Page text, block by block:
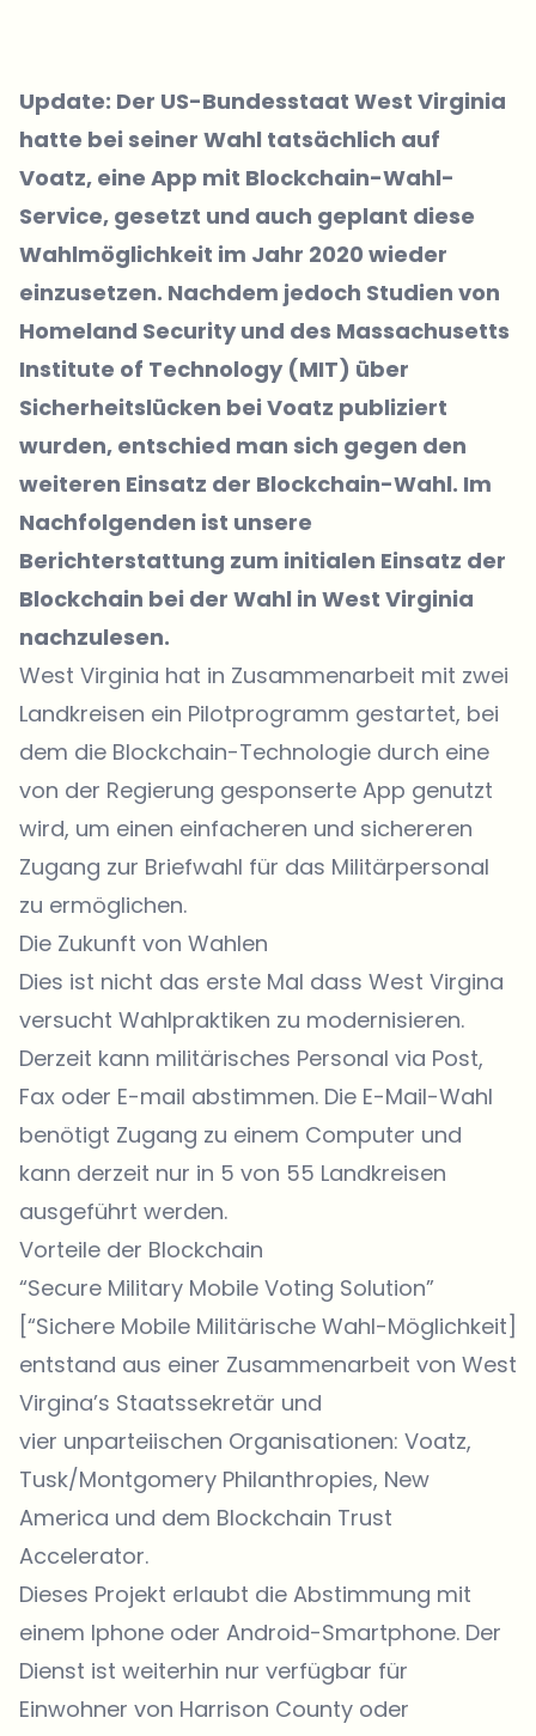
Update: Der US-Bundesstaat West Virginia
hatte bei seiner Wahl tatsächlich auf
Voatz, eine App mit Blockchain-Wahl-
Service, gesetzt und auch geplant diese
Wahlmöglichkeit im Jahr 2020 wieder
einzusetzen. Nachdem jedoch Studien von
Homeland Security und des Massachusetts
Institute of Technology (MIT) über
Sicherheitslücken bei Voatz publiziert
wurden, entschied man sich gegen den
weiteren Einsatz der Blockchain-Wahl. Im
Nachfolgenden ist unsere
Berichterstattung zum initialen Einsatz der
Blockchain bei der Wahl in West Virginia
nachzulesen.
West Virginia hat in Zusammenarbeit mit zwei
Landkreisen ein Pilotprogramm gestartet, bei
dem die Blockchain-Technologie durch eine
von der Regierung gesponserte App genutzt
wird, um einen einfacheren und sichereren
Zugang zur Briefwahl für das Militärpersonal
zu ermöglichen.
Die Zukunft von Wahlen
Dies ist nicht das erste Mal dass West Virgina
versucht Wahlpraktiken zu modernisieren.
Derzeit kann militärisches Personal via Post,
Fax oder E-mail abstimmen. Die E-Mail-Wahl
benötigt Zugang zu einem Computer und
kann derzeit nur in 5 von 55 Landkreisen
ausgeführt werden.
Vorteile der Blockchain
“Secure Military Mobile Voting Solution”
[“Sichere Mobile Militärische Wahl-Möglichkeit]
entstand aus einer Zusammenarbeit von West
Virgina’s Staatssekretär und
vier unparteiischen Organisationen: Voatz,
Tusk/Montgomery Philanthropies, New
America und dem Blockchain Trust
Accelerator.
Dieses Projekt erlaubt die Abstimmung mit
einem Iphone oder Android-Smartphone. Der
Dienst ist weiterhin nur verfügbar für
Einwohner von Harrison County oder